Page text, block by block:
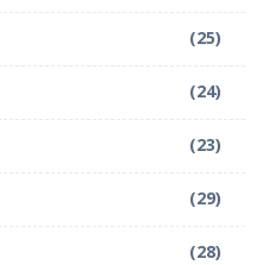
(25)
(24)
(23)
(29)
(28)